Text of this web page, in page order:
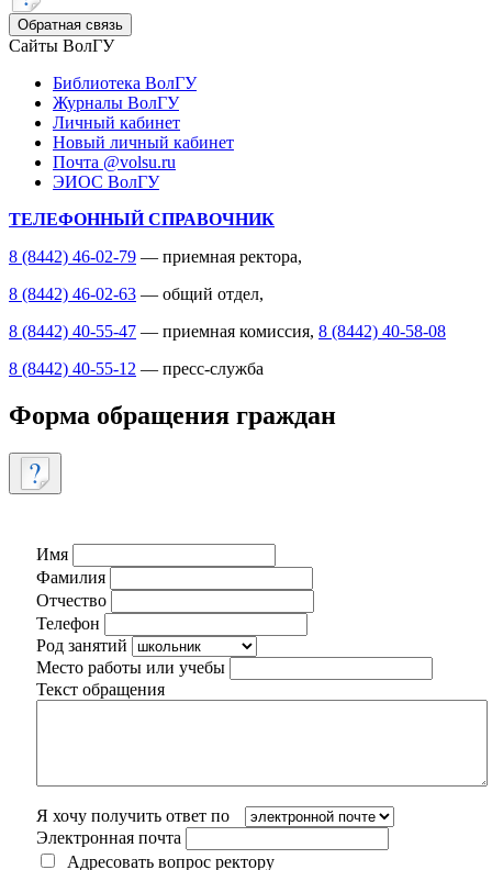
Обратная связь
Сайты ВолГУ
Библиотека ВолГУ
Журналы ВолГУ
Личный кабинет
Новый личный кабинет
Почта @volsu.ru
ЭИОС ВолГУ
ТЕЛЕФОННЫЙ СПРАВОЧНИК
8 (8442) 46-02-79 — приемная ректора,
8 (8442) 46-02-63 — общий отдел,
8 (8442) 40-55-47 — приемная комиссия, 8 (8442) 40-58-08
8 (8442) 40-55-12 — пресс-служба
Форма обращения граждан
Имя
Фамилия
Отчество
Телефон
Род занятий
Место работы или учебы
Текст обращения
Я хочу получить ответ по
Электронная почта
Адресовать вопрос ректору